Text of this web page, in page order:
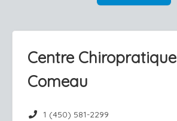
Centre Chiropratique
Comeau
1 (450) 581-2299